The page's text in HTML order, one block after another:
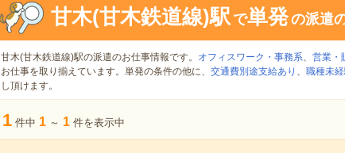
甘木(甘木鉄道線)駅 で単発の派遣
甘木(甘木鉄道線)駅の派遣のお仕事情報です。 オフィスワーク・事務系、 営業・
お仕事を取り揃えています。単発の条件の他に、 交通費別途支給あり 、 職種未
し頂けます。
1 件中 1 ～ 1 件を表示中